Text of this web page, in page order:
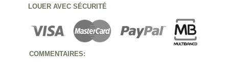
LOUER AVEC SÉCURITÉ
COMMENTAIRES: